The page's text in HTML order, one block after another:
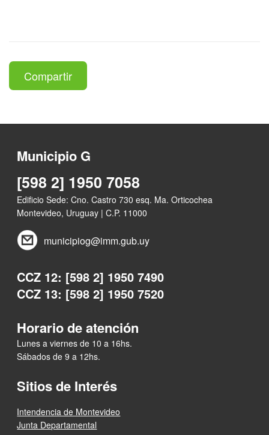
Compartir
Municipio G
[598 2] 1950 7058
Edificio Sede: Cno. Castro 730 esq. Ma. Orticochea
Montevideo, Uruguay | C.P. 11000
municipiog@imm.gub.uy
CCZ 12: [598 2] 1950 7490
CCZ 13: [598 2] 1950 7520
Horario de atención
Lunes a viernes de 10 a 16hs.
Sábados de 9 a 12hs.
Sitios de Interés
Intendencia de Montevideo
Junta Departamental